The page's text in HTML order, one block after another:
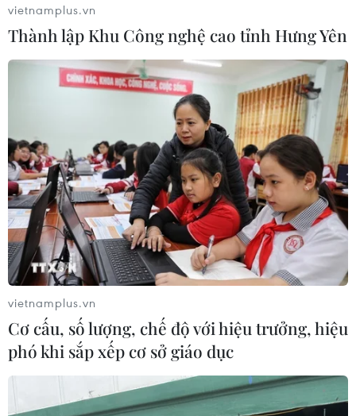
Ngay từ sáng sớm, người dân trong làng đã đi chợ để mua
những món hàng may mắn cho Năm mới. (Ảnh: Minh
Quyết/TTXVN)
vietnamplus.vn
Thành lập Khu Công nghệ cao tỉnh Hưng Yên
vietnamplus.vn
Cơ cấu, số lượng, chế độ với hiệu trưởng, hiệu
phó khi sắp xếp cơ sở giáo dục